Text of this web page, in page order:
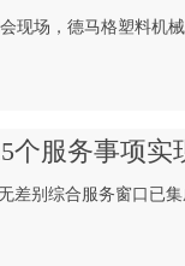
现场，德马格塑料机
个服务事项实
别综合服务窗口已集